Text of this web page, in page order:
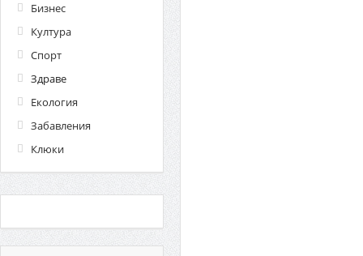
Бизнес
Култура
Спорт
Здраве
Екология
Забавления
Клюки